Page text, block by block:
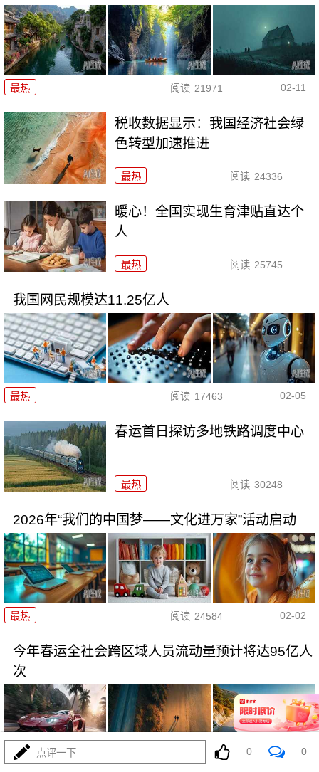
最热 阅读 21971 02-11
税收数据显示：我国经济社会绿
色转型加速推进
最热 阅读 24336
暖心！全国实现生育津贴直达个
人
最热 阅读 25745
我国网民规模达11.25亿人
最热 阅读 17463 02-05
春运首日探访多地铁路调度中心
最热 阅读 30248
2026年“我们的中国梦——文化进万家”活动启动
最热 阅读 24584 02-02
今年春运全社会跨区域人员流动量预计将达95亿人
次
点评一下 0 0